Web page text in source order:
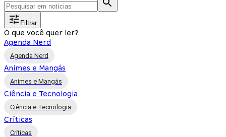
Filtrar
O que você quer ler?
Agenda Nerd
Agenda Nerd
Animes e Mangás
Animes e Mangás
Ciência e Tecnologia
Ciência e Tecnologia
Críticas
Críticas